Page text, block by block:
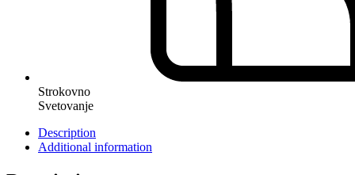
Strokovno
Svetovanje
Description
Additional information